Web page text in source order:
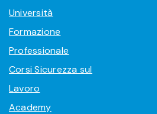
Università
Formazione
Professionale
Corsi Sicurezza sul
Lavoro
Academy